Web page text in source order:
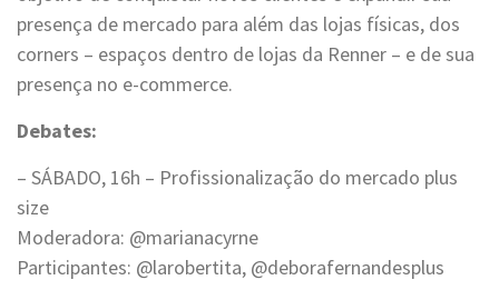
presença de mercado para além das lojas físicas, dos
corners – espaços dentro de lojas da Renner – e de sua
presença no e-commerce.
Debates:
– SÁBADO, 16h – Profissionalização do mercado plus
size
Moderadora: @marianacyrne
Participantes: @larobertita, @deborafernandesplus